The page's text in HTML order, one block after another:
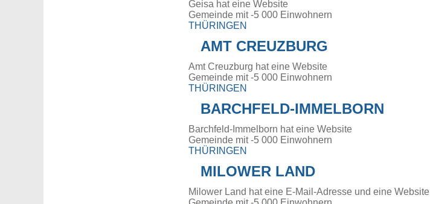
Geisa hat eine Website
Gemeinde mit -5 000 Einwohnern
THÜRINGEN
AMT CREUZBURG
Amt Creuzburg hat eine Website
Gemeinde mit -5 000 Einwohnern
THÜRINGEN
BARCHFELD-IMMELBORN
Barchfeld-Immelborn hat eine Website
Gemeinde mit -5 000 Einwohnern
THÜRINGEN
MILOWER LAND
Milower Land hat eine E-Mail-Adresse und eine Website